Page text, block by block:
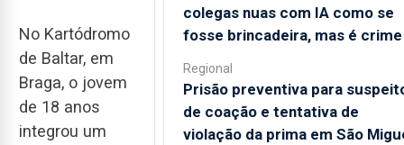
No Kartódromo
de Baltar, em
Braga, o jovem
de 18 anos
integrou um
colegas nuas com IA como se
fosse brincadeira, mas é crime
Regional
Prisão preventiva para
de coação e tentativa de
violação da prima em São